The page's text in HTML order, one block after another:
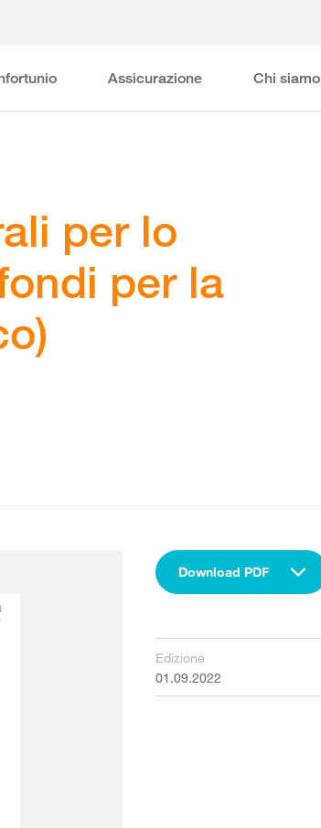
Assicurazione Chi siamo
per lo
per la
Download PDF
Edizione
01.09.2022